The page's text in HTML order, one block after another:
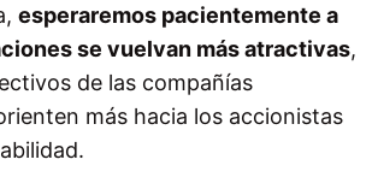
esperaremos pacientemente a
se vuelvan más atractivas,
de las compañías
más hacia los accionistas